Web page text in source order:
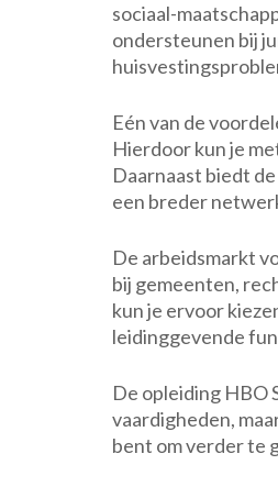
sociaal-
ondersteunen bij
Eén van de
Hierdoor kun je
Daarnaast biedt
een breder
De arbeidsmarkt
bij gemeenten,
kun je ervoor
leidinggevende
De opleiding HBO
vaardigheden,
bent om verder te